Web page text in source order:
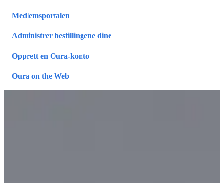
Medlemsportalen
Administrer bestillingene dine
Opprett en Oura-konto
Oura on the Web